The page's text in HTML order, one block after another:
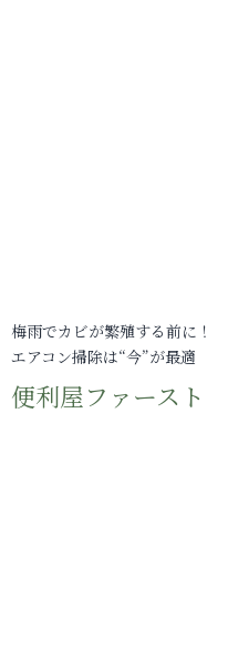
梅雨でカビが繁殖する前に！
エアコン掃除は“今”が最適
便利屋ファースト